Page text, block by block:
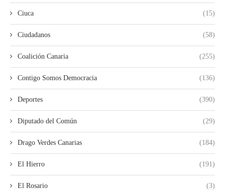
Ciuca (15)
Ciudadanos (58)
Coalición Canaria (255)
Contigo Somos Democracia (136)
Deportes (390)
Diputado del Común (29)
Drago Verdes Canarias (184)
El Hierro (191)
El Rosario (3)